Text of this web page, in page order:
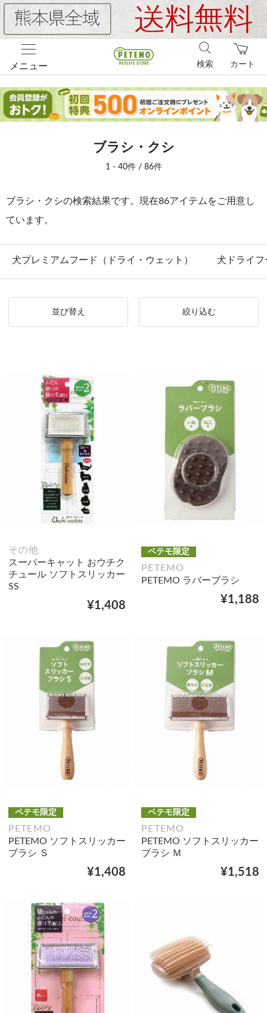
メニュー カート
検索
ブラシ・クシ
1 - 40件 / 86件
ブラシ・クシの検索結果です。現在86アイテムをご用意し
ています。
犬プレミアムフード（ドライ・ウェット） 犬ドライフ
並び替え 絞り込む
その他
スーパーキャット おウチク
チュール ソフトスリッカー
SS
¥1,408
ペテモ限定
PETEMO
PETEMO ラバーブラシ
¥1,188
ペテモ限定
PETEMO
PETEMO ソフトスリッカー
ブラシ Ｓ
¥1,408
ペテモ限定
PETEMO
PETEMO ソフトスリッカー
ブラシ Ｍ
¥1,518